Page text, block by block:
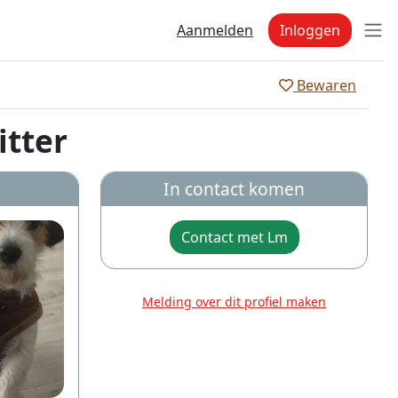
Aanmelden Inloggen
Bewaren
In contact komen
Contact met Lm
Melding over dit profiel maken